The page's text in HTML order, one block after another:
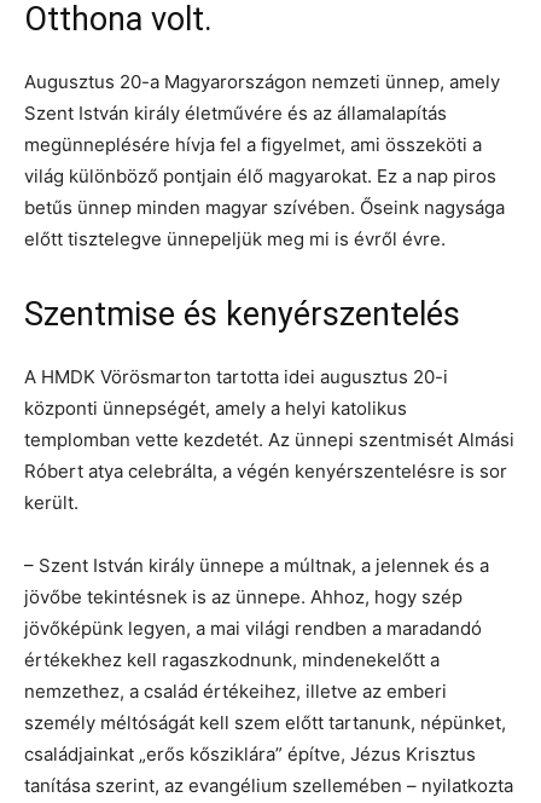
Otthona volt.
Augusztus 20-a Magyarországon nemzeti ünnep, amely
Szent István király életművére és az államalapítás
megünneplésére hívja fel a figyelmet, ami összeköti a
világ különböző pontjain élő magyarokat. Ez a nap piros
betűs ünnep minden magyar szívében. Őseink nagysága
előtt tisztelegve ünnepeljük meg mi is évről évre.
Szentmise és kenyérszentelés
A HMDK Vörösmarton tartotta idei augusztus 20-i
központi ünnepségét, amely a helyi katolikus
templomban vette kezdetét. Az ünnepi szentmisét Almási
Róbert atya celebrálta, a végén kenyérszentelésre is sor
került.
– Szent István király ünnepe a múltnak, a jelennek és a
jövőbe tekintésnek is az ünnepe. Ahhoz, hogy szép
jövőképünk legyen, a mai világi rendben a maradandó
értékekhez kell ragaszkodnunk, mindenekelőtt a
nemzethez, a család értékeihez, illetve az emberi
személy méltóságát kell szem előtt tartanunk, népünket,
családjainkat „erős kősziklára” építve, Jézus Krisztus
tanítása szerint, az evangélium szellemében – nyilatkozta